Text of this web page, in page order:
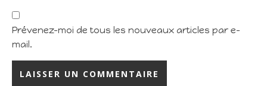
Prévenez-moi de tous les nouveaux articles par e-
mail.